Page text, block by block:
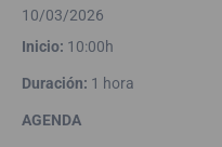
10/03/2026
Inicio: 10:00h
Duración: 1 hora
AGENDA